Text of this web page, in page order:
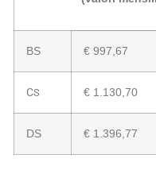
BS € 997,67
CS € 1.130,70
DS € 1.396,77